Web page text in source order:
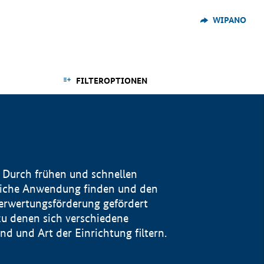
WIPANO
FILTEROPTIONEN
frühen und schnellen
Anwendung finden und den
gefördert
denen sich verschiedene
und Art der Einrichtung filtern.